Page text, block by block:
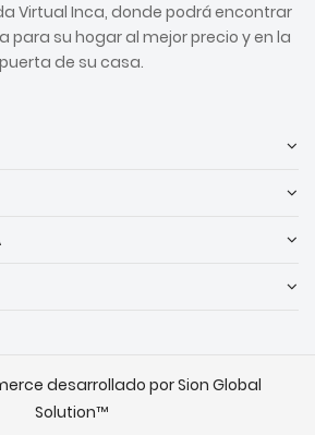
Virtual Inca, donde podrá encontrar
para su hogar al mejor precio y en la
puerta de su casa.
desarrollado por Sion Global
Solution™